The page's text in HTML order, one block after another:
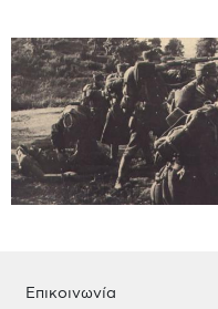
Επικοινωνία